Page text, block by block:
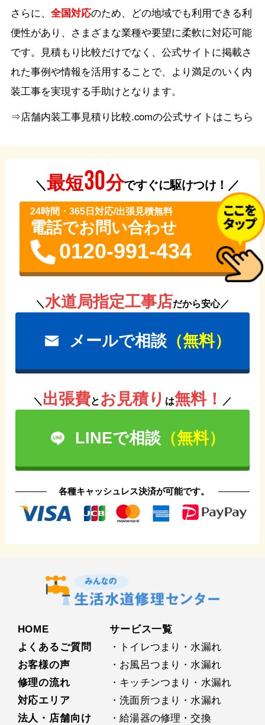
さらに、 全国対応のため、どの地域でも利用できる利
便性があり、さまざまな業種や要望に柔軟に対応可能
です。見積もり比較だけでなく、公式サイトに掲載さ
れた事例や情報を活用することで、より満足のいく内
装工事を実現する手助けとなります。
⇒店舗内装工事見積り比較.comの公式サイトはこちら
＼最短30分ですぐに駆けつけ！／
24時間・365⽇対応/出張見積無料
電話でお問い合わせ
0120-991-434
＼ 水道局指定工事店だから安心／
メールで相談（無料）
＼ 出張費と お見積り は無料！ ／
LINEで相談（無料）
各種キャッシュレス決済が可能です。
HOME
よくあるご質問
お客様の声
修理の流れ
対応エリア
法人・店舗向け
サービス⼀覧
・トイレつまり・水漏れ
・お⾵呂つまり・水漏れ
・キッチンつまり・水漏れ
・洗⾯所つまり・水漏れ
・給湯器の修理・交換